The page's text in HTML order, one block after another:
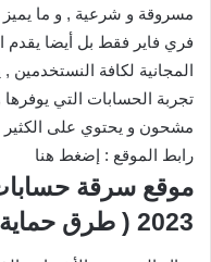
مسروقة و شرعية , و ما يميز
فري فاير فقط بل أيضا يقدم
المجانية لكافة
تجربة الحسابات التي
مشحون و يحتوي على
رابط الموقع : إضغط هنا
موقع سرقة
2023 ( طرق حماية من الخداع )